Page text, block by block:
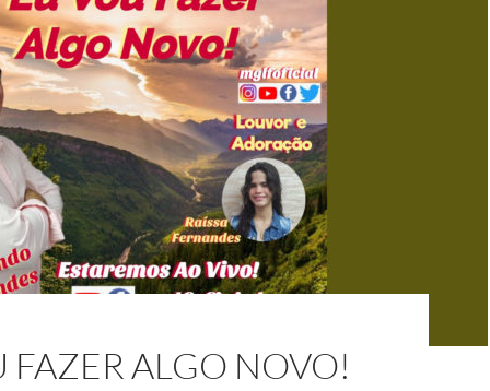
FAZER ALGO NOVO!